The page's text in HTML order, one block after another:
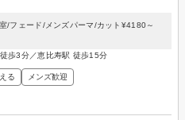
/フェード/メンズパーマ/カット¥4180～
歩3分／恵比寿駅 徒歩15分
る メンズ歓迎